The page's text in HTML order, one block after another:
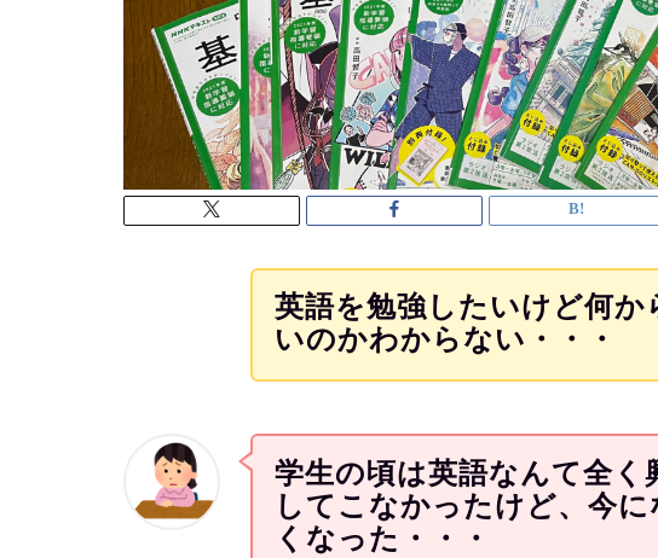
英語を勉強したいけど何か
いのかわからない・・・
学生の頃は英語なんて全く
してこなかったけど、今
くなった・・・